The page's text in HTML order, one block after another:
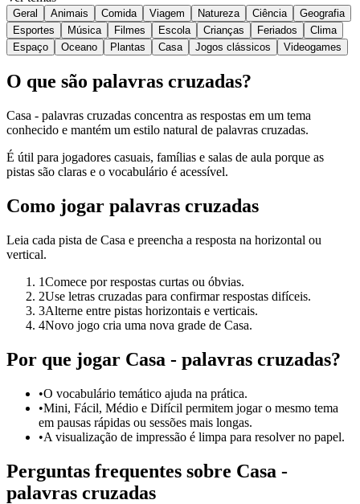
Geral Animais Comida Viagem Natureza Ciência
Geografia
Esportes
Música Filmes Escola Crianças Feriados
Clima
Espaço
Oceano Plantas Casa Jogos clássicos Videogames
O que são palavras cruzadas?
Casa - palavras cruzadas concentra as respostas em um tema
conhecido e mantém um estilo natural de palavras cruzadas.
É útil para jogadores casuais, famílias e salas de aula porque as
pistas são claras e o vocabulário é acessível.
Como jogar palavras cruzadas
Leia cada pista de Casa e preencha a resposta na horizontal ou
vertical.
1Comece por respostas curtas ou óbvias.
2Use letras cruzadas para confirmar respostas difíceis.
3Alterne entre pistas horizontais e verticais.
4Novo jogo cria uma nova grade de Casa.
Por que jogar Casa - palavras cruzadas?
•O vocabulário temático ajuda na prática.
•Mini, Fácil, Médio e Difícil permitem jogar o mesmo tema
em pausas rápidas ou sessões mais longas.
•A visualização de impressão é limpa para resolver no papel.
Perguntas frequentes sobre Casa -
palavras cruzadas